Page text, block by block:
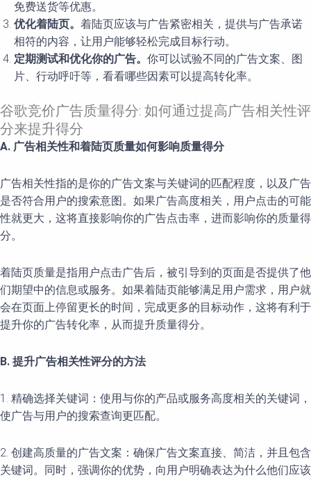
免费送货等优惠。
优化着陆页。 着陆页应该与广告紧密相关，提供与广告承诺
相符的内容，让用户能够轻松完成目标行动。
定期测试和优化你的广告。 你可以试验不同的广告文案、图
片、行动呼吁等，看看哪些因素可以提高转化率。
谷歌竞价广告质量得分: 如何通过提高广告相关性评
分来提升得分
A. 广告相关性和着陆页质量如何影响质量得分
广告相关性指的是你的广告文案与关键词的匹配程度，以及广告
是否符合用户的搜索意图。如果广告高度相关，用户点击的可能
性就更大，这将直接影响你的广告点击率，进而影响你的质量得
分。
着陆页质量是指用户点击广告后，被引导到的页面是否提供了他
们期望中的信息或服务。如果着陆页能够满足用户需求，用户就
会在页面上停留更长的时间，完成更多的目标动作，这将有利于
提升你的广告转化率，从而提升质量得分。
B. 提升广告相关性评分的方法
1. 精确选择关键词：使用与你的产品或服务高度相关的关键词，
使广告与用户的搜索查询更匹配。
2. 创建高质量的广告文案：确保广告文案直接、简洁，并且包含
关键词。同时，强调你的优势，向用户明确表达为什么他们应该